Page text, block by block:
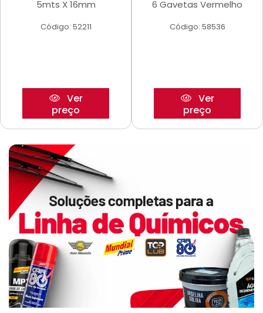
5mts X 16mm
Código: 52211
Ver
preço
6 Gavetas Vermelho
Código: 58536
Ver
preço